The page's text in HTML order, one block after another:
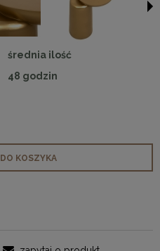
średnia ilość
48 godzin
DO KOSZYKA